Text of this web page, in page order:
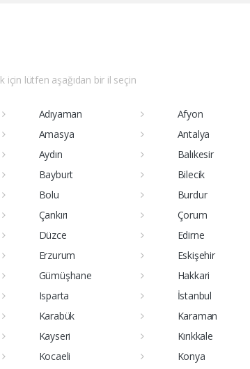
için lütfen aşağıdan bir il seçin
Adıyaman Afyon
Amasya Antalya
Aydın Balıkesir
Bayburt Bilecik
Bolu Burdur
Çankırı Çorum
Düzce Edirne
Erzurum Eskişehir
Gümüşhane Hakkari
Isparta İstanbul
Karabük Karaman
Kayseri Kırıkkale
Kocaeli Konya